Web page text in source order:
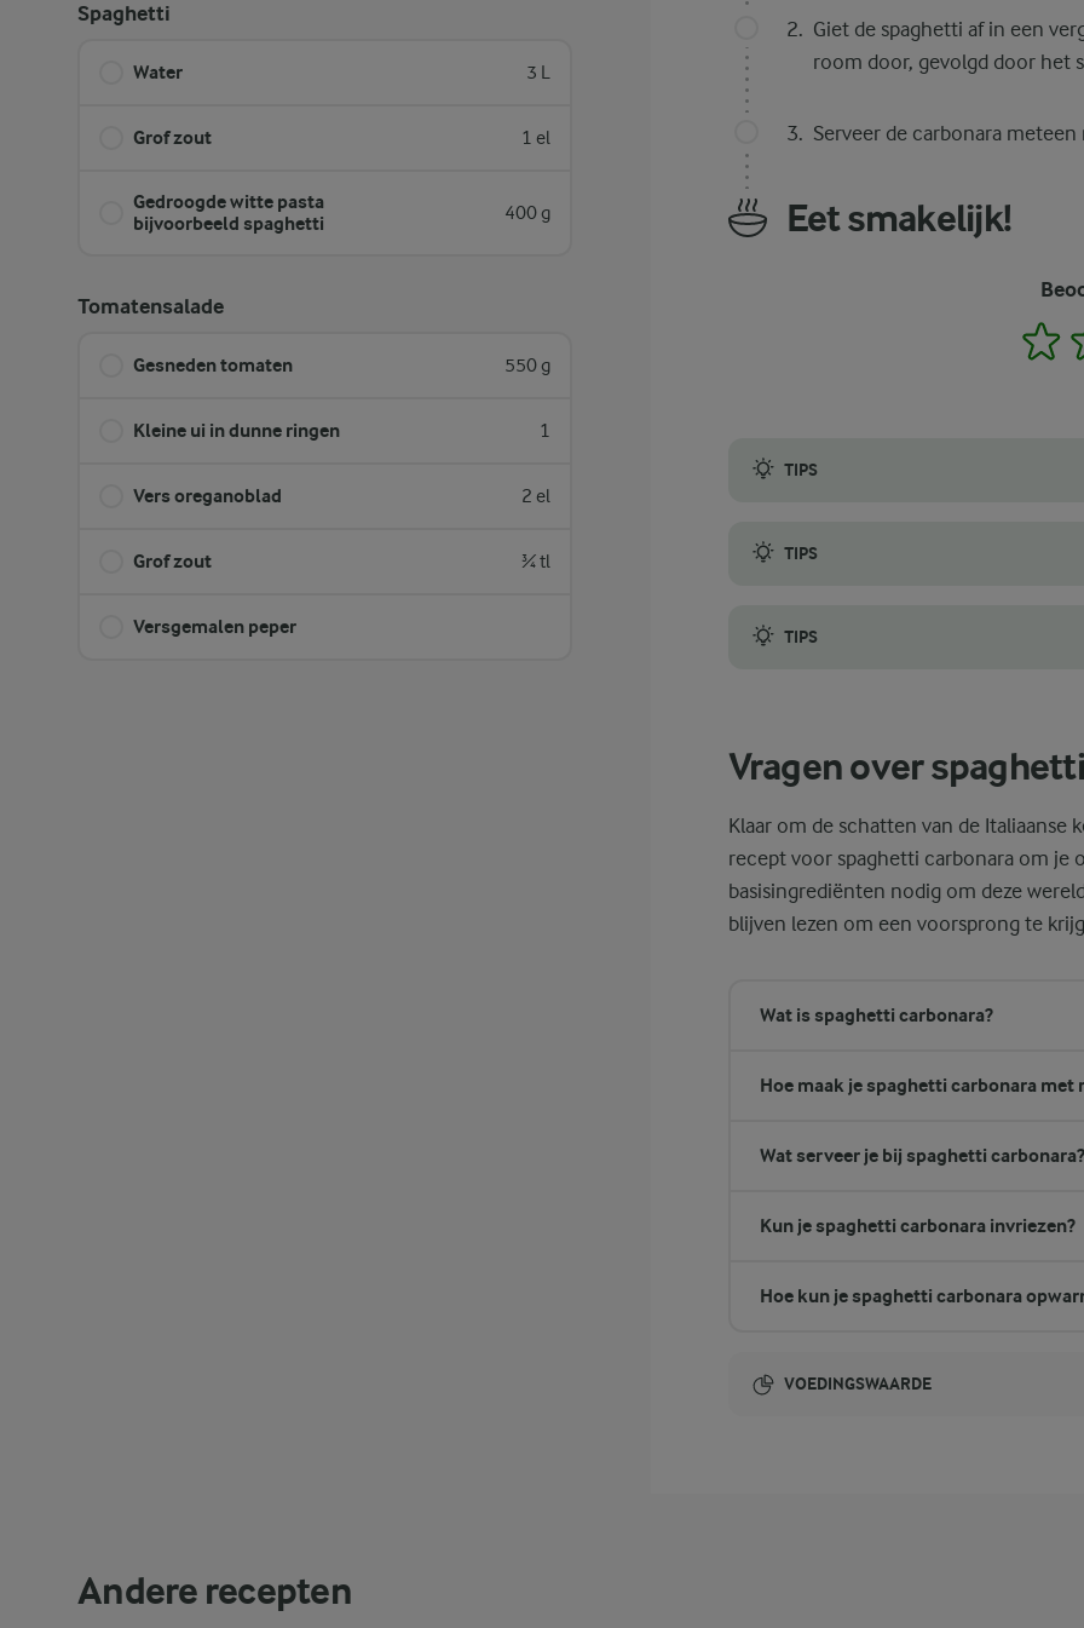
Spaghetti
Water 3 L
Grof zout 1 el
Gedroogde witte pasta
bijvoorbeeld spaghetti
400 g
Tomatensalade
Gesneden tomaten 550 g
Kleine ui in dunne ringen 1
Vers oreganoblad 2 el
Grof zout ¾ tl
Versgemalen peper
Giet de spaghetti af in een
room door, gevolgd door het
Serveer de carbonara
Eet smakelijk!
1
TIPS
TIPS
TIPS
Vragen over
Klaar om de schatten van de Italiaanse
recept voor spaghetti carbonara om je
basisingrediënten nodig om deze
blijven lezen om een voorsprong te
Wat is spaghetti carbonara?
Hoe maak je spaghetti carbonara met
Wat serveer je bij spaghetti carbonara?
Kun je spaghetti carbonara invriezen?
Hoe kun je spaghetti carbonara
VOEDINGSWAARDE
Andere recepten